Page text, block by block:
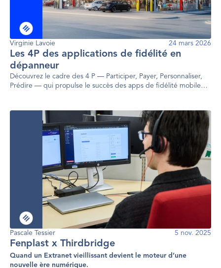
Virginie Lavoie 24 mars 2026
Les 4P des applications de fidélité en
dépanneur
Découvrez le cadre des 4 P — Participer, Payer, Personnaliser,
Prédire — qui propulse le succès des apps de fidélité mobile
Pascale Tessier 5 nov. 2025
Fenplast x Thirdbridge
Quand un Extranet vieillissant devient le moteur d’une
nouvelle ère numérique.